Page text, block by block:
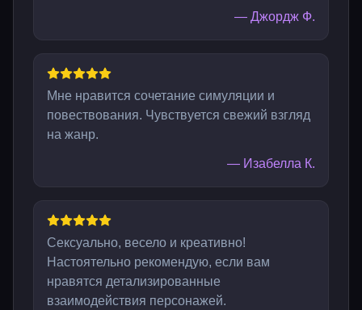
— Джордж Ф.
Мне нравится сочетание симуляции и
повествования. Чувствуется свежий взгляд
на жанр.
— Изабелла К.
Сексуально, весело и креативно!
Настоятельно рекомендую, если вам
нравятся детализированные
взаимодействия персонажей.